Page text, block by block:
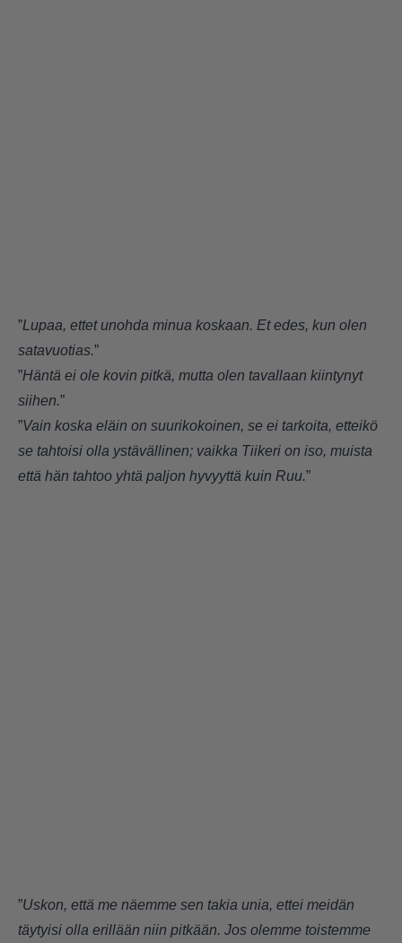
”Lupaa, ettet unohda minua koskaan. Et edes, kun olen
satavuotias.”
”Häntä ei ole kovin pitkä, mutta olen tavallaan kiintynyt
siihen.”
”Vain koska eläin on suurikokoinen, se ei tarkoita, etteikö
se tahtoisi olla ystävällinen; vaikka Tiikeri on iso, muista
että hän tahtoo yhtä paljon hyvyyttä kuin Ruu.”
”Uskon, että me näemme sen takia unia, ettei meidän
täytyisi olla erillään niin pitkään. Jos olemme toistemme